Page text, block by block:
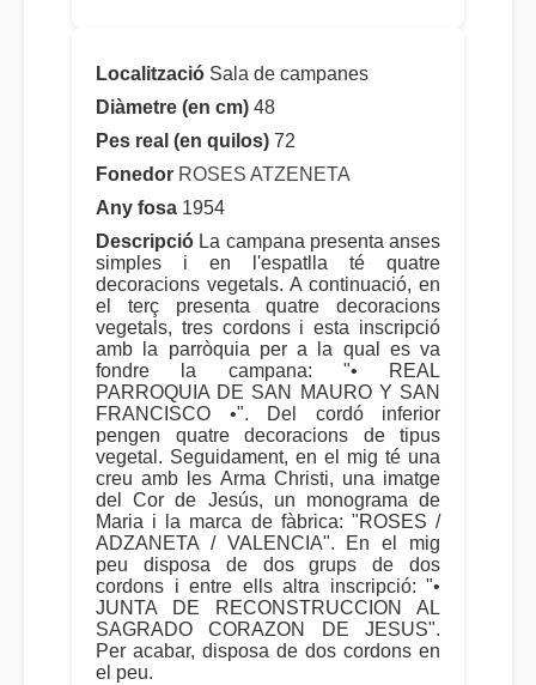
Localització Sala de campanes
Diàmetre (en cm) 48
Pes real (en quilos) 72
Fonedor ROSES ATZENETA
Any fosa 1954
Descripció La campana presenta anses
simples i en l'espatlla té quatre
decoracions vegetals. A continuació, en
el terç presenta quatre decoracions
vegetals, tres cordons i esta inscripció
amb la parròquia per a la qual es va
fondre la campana: "• REAL
PARROQUIA DE SAN MAURO Y SAN
FRANCISCO •". Del cordó inferior
pengen quatre decoracions de tipus
vegetal. Seguidament, en el mig té una
creu amb les Arma Christi, una imatge
del Cor de Jesús, un monograma de
Maria i la marca de fàbrica: "ROSES /
ADZANETA / VALENCIA". En el mig
peu disposa de dos grups de dos
cordons i entre ells altra inscripció: "•
JUNTA DE RECONSTRUCCION AL
SAGRADO CORAZON DE JESUS".
Per acabar, disposa de dos cordons en
el peu.